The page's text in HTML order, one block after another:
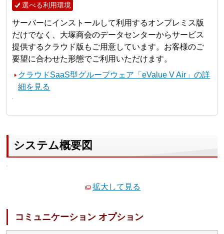
選べる利用環境
サーバーにインストールして利用するオンプレミス版
だけでなく、大塚商会のデータセンターからサービス
提供するクラウド版もご用意しています。お客様のご
要望に合わせた形態でご利用いただけます。
クラウドSaaS型グループウェア「eValue V Air」の詳
細を見る
システム概要図
拡大して見る
コミュニケーション オプション